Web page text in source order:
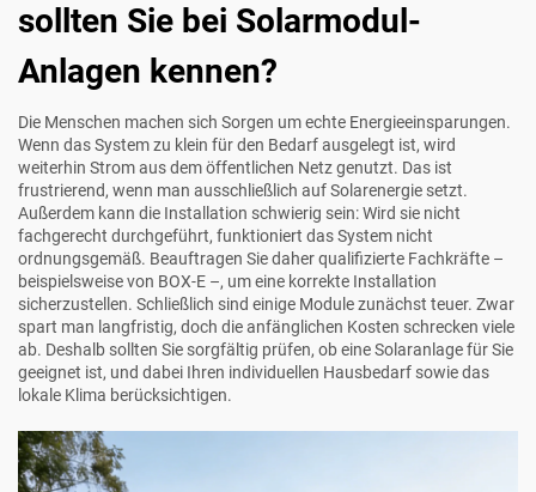
sollten Sie bei Solarmodul-
Anlagen kennen?
Die Menschen machen sich Sorgen um echte Energieeinsparungen.
Wenn das System zu klein für den Bedarf ausgelegt ist, wird
weiterhin Strom aus dem öffentlichen Netz genutzt. Das ist
frustrierend, wenn man ausschließlich auf Solarenergie setzt.
Außerdem kann die Installation schwierig sein: Wird sie nicht
fachgerecht durchgeführt, funktioniert das System nicht
ordnungsgemäß. Beauftragen Sie daher qualifizierte Fachkräfte –
beispielsweise von BOX-E –, um eine korrekte Installation
sicherzustellen. Schließlich sind einige Module zunächst teuer. Zwar
spart man langfristig, doch die anfänglichen Kosten schrecken viele
ab. Deshalb sollten Sie sorgfältig prüfen, ob eine Solaranlage für Sie
geeignet ist, und dabei Ihren individuellen Hausbedarf sowie das
lokale Klima berücksichtigen.